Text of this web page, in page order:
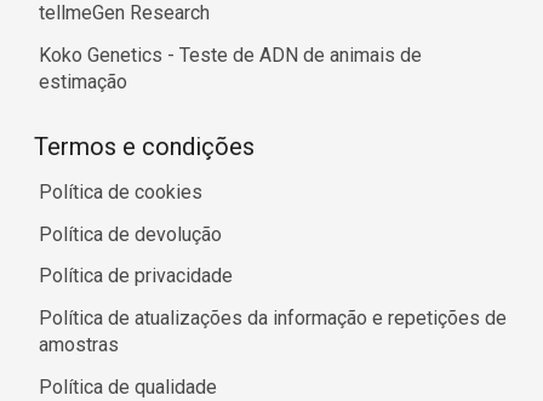
tellmeGen Research
Koko Genetics - Teste de ADN de animais de
estimação
Termos e condições
Política de cookies
Política de devolução
Política de privacidade
Política de atualizações da informação e repetições de
amostras
Política de qualidade